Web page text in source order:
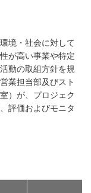
境・社会に対して
が高い事業や特定
動の取組方針を規
業担当部及びスト
）が、プロジェク
評価およびモニタ